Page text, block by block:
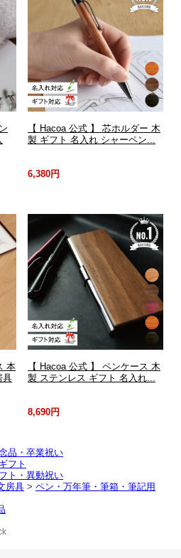
【 Hacoa 公式 】 芯ホルダー 木
製 ギフト 名入れ シャーペン...
6,380円
本
具
【 Hacoa 公式 】 ペンケース 木
製 ステンレス ギフト 名入れ...
8,690円
品・卒業祝い
フト
ト・異動祝い
房具 > ペン・万年筆・筆箱・筆記用